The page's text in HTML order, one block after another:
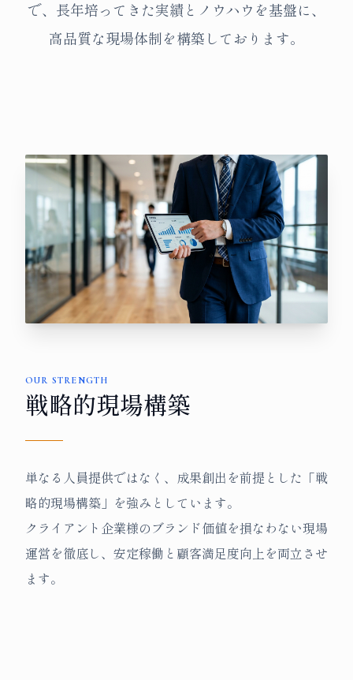
で、長年培ってきた実績とノウハウを基盤に、
高品質な現場体制を構築しております。
OUR STRENGTH
戦略的現場構築
単なる人員提供ではなく、成果創出を前提とした「戦
略的現場構築」を強みとしています。
クライアント企業様のブランド価値を損なわない現場
運営を徹底し、安定稼働と顧客満足度向上を両立させ
ます。